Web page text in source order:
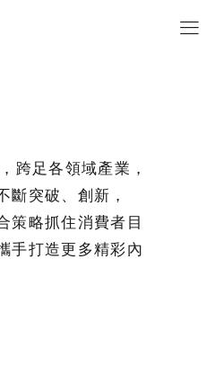
跨足各領域產業，
斷突破、創新，
策略抓住消費者目
手打造更多精彩內